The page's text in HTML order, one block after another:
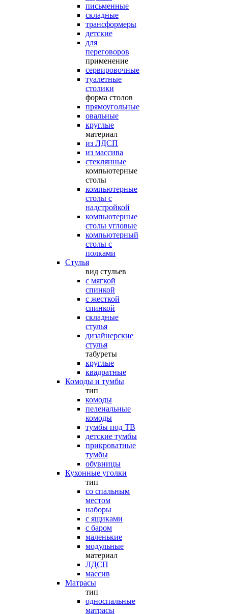
письменные
складные
трансформеры
детские
для
переговоров
применение
сервировочные
туалетные
столики
форма столов
прямоугольные
овальные
круглые
материал
из ЛДСП
из массива
стеклянные
компьютерные
столы
компьютерные
столы с
надстройкой
компьютерные
столы угловые
компьютерный
столы с
полками
Стулья
вид стульев
с мягкой
спинкой
с жесткой
спинкой
складные
стулья
дизайнерские
стулья
табуреты
круглые
квадратные
Комоды и тумбы
тип
комоды
пеленальные
комоды
тумбы под ТВ
детские тумбы
прикроватные
тумбы
обувницы
Кухонные уголки
тип
со спальным
местом
наборы
с ящиками
с баром
маленькие
модульные
материал
ЛДСП
массив
Матрасы
тип
односпальные
матрасы